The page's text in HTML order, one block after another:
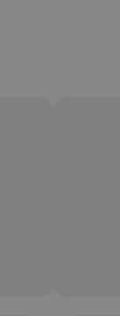
99% av de